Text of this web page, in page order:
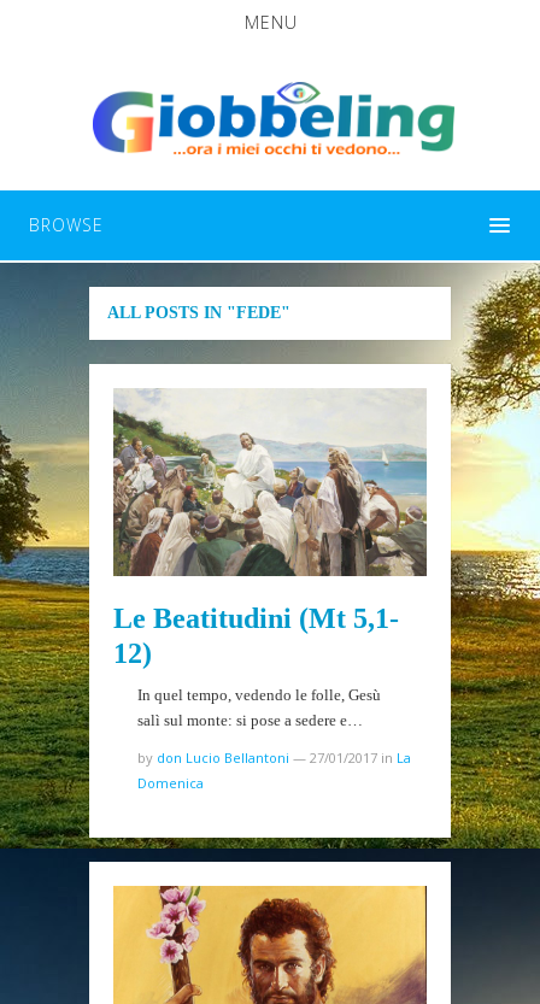
MENU
BROWSE
ALL POSTS IN "FEDE"
Le Beatitudini (Mt 5,1-
12)
In quel tempo, vedendo le folle, Gesù
salì sul monte: si pose a sedere e…
by don Lucio Bellantoni — 27/01/2017 in La
Domenica